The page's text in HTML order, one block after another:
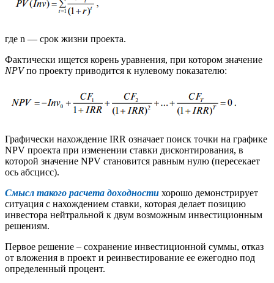
где n — срок жизни проекта.
Фактически ищется корень уравнения, при котором значение
NPVпо проекту приводится к нулевому показателю:
Графически нахождение IRR означает поиск точки на графике
NPV проекта при изменении ставки дисконтирования, в
которой значение NPV становится равным нулю (пересекает
ось абсцисс).
Смысл такого расчета доходности хорошо демонстрирует
ситуация с нахождением ставки, которая делает позицию
инвестора нейтральной к двум возможным инвестиционным
решениям.
Первое решение – сохранение инвестиционной суммы, отказ
от вложения в проект и реинвестирование ее ежегодно под
определенный процент.